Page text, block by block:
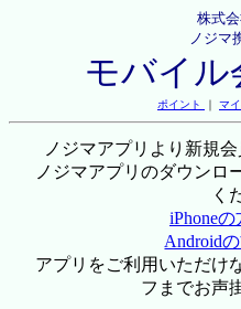
株式
ノジマ
モバイル
ポイント ｜ マ
ノジマアプリより新規
ノジマアプリのダウンロ
く
iPhone
Android
アプリをご利用いただけ
フまでお声